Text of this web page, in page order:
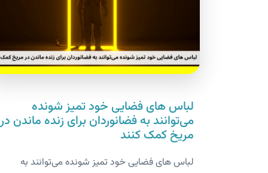
لباس های فضایی خود تمیز شونده
می‌توانند به فضانوردان برای زنده ماندن در
مریخ کمک کنند
لباس های فضایی خود تمیز شونده می‌توانند به